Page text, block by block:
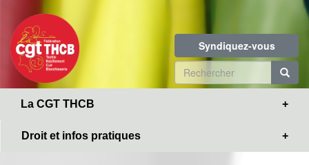
contenu
principal
Syndiquez-vous
Formulaire
de
La CGT THCB
Droit et infos pratiques